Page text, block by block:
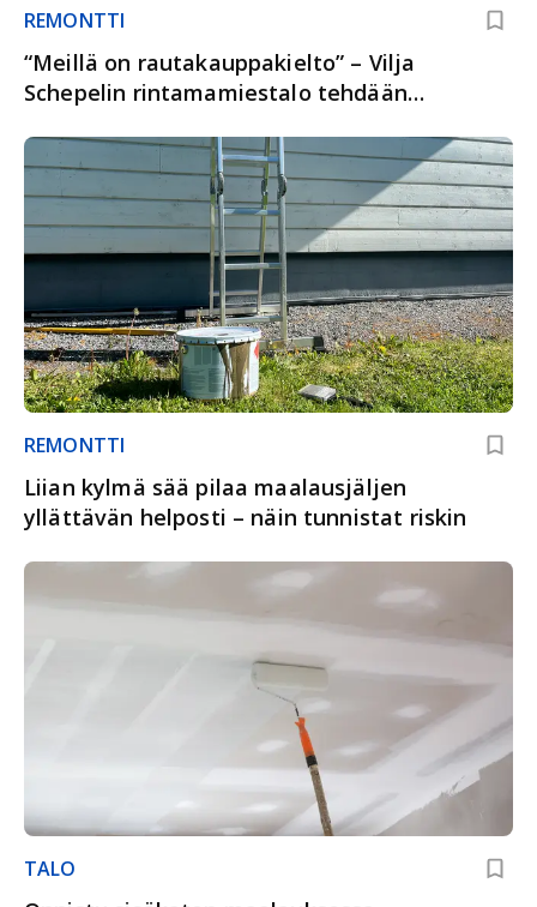
REMONTTI
“Meillä on rautakauppakielto” – Vilja
Schepelin rintamamiestalo tehdään
REMONTTI
Liian kylmä sää pilaa maalausjäljen
yllättävän helposti – näin tunnistat riskin
TALO